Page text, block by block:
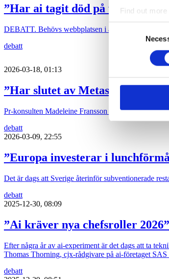
Find out
We use
information
other
”Har ai tagit död på
DEBATT. Behövs webbplatsen i ai- och Tiktok-
debatt
2026-03-18, 01:13
”Har slutet av Metas storhetstid
Pr-konsulten Madeleine Fransson Stöök undrar
debatt
2026-03-09, 22:55
”Europa investerar i
Det är dags att Sverige återinför subventionerade
debatt
2025-12-30, 08:09
”Ai kräver nya chefsroller 2026”
Efter några år av ai-experiment är det dags att ta
Thomas Thorning, cjx-rådgivare på ai-företaget SAS
debatt